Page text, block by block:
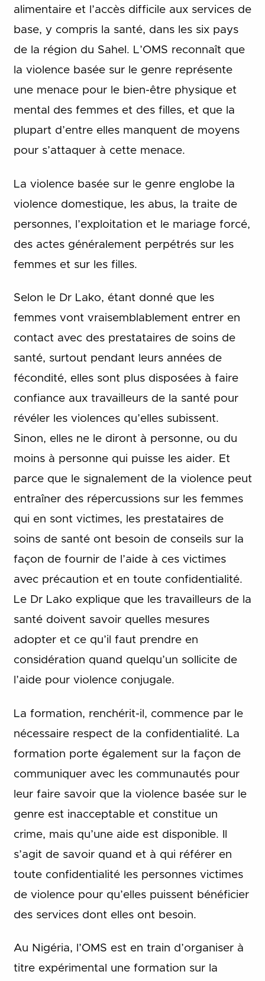
alimentaire et l’accès difficile aux services de
base, y compris la santé, dans les six pays
de la région du Sahel. L’OMS reconnaît que
la violence basée sur le genre représente
une menace pour le bien-être physique et
mental des femmes et des filles, et que la
plupart d’entre elles manquent de moyens
pour s’attaquer à cette menace.
La violence basée sur le genre englobe la
violence domestique, les abus, la traite de
personnes, l’exploitation et le mariage forcé,
des actes généralement perpétrés sur les
femmes et sur les filles.
Selon le Dr Lako, étant donné que les
femmes vont vraisemblablement entrer en
contact avec des prestataires de soins de
santé, surtout pendant leurs années de
fécondité, elles sont plus disposées à faire
confiance aux travailleurs de la santé pour
révéler les violences qu’elles subissent.
Sinon, elles ne le diront à personne, ou du
moins à personne qui puisse les aider. Et
parce que le signalement de la violence peut
entraîner des répercussions sur les femmes
qui en sont victimes, les prestataires de
soins de santé ont besoin de conseils sur la
façon de fournir de l’aide à ces victimes
avec précaution et en toute confidentialité.
Le Dr Lako explique que les travailleurs de la
santé doivent savoir quelles mesures
adopter et ce qu’il faut prendre en
considération quand quelqu’un sollicite de
l’aide pour violence conjugale.
La formation, renchérit-il, commence par le
nécessaire respect de la confidentialité. La
formation porte également sur la façon de
communiquer avec les communautés pour
leur faire savoir que la violence basée sur le
genre est inacceptable et constitue un
crime, mais qu’une aide est disponible. Il
s’agit de savoir quand et à qui référer en
toute confidentialité les personnes victimes
de violence pour qu’elles puissent bénéficier
des services dont elles ont besoin.
Au Nigéria, l’OMS est en train d’organiser à
titre expérimental une formation sur la